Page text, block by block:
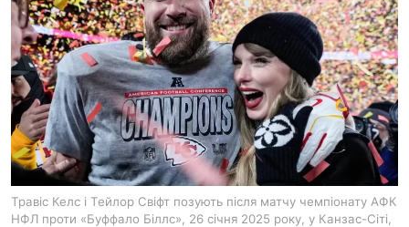
ua ru en
Травіс Келс і Тейлор Свіфт позують після матчу чемпіонату АФК
НФЛ проти «Буффало Біллс», 26 січня 2025 року, у Канзас-Сіті,